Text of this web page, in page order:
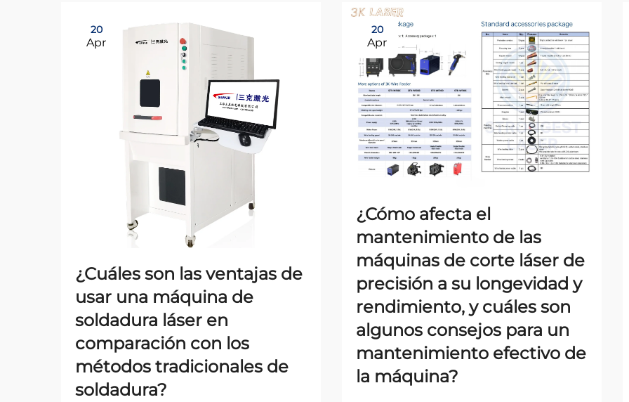
20
Apr
¿Cuáles son las ventajas de
usar una máquina de
soldadura láser en
comparación con los
métodos tradicionales de
soldadura?
20
Apr
¿Cómo afecta el
mantenimiento de las
máquinas de corte láser de
precisión a su longevidad y
rendimiento, y cuáles son
algunos consejos para un
mantenimiento efectivo de
la máquina?